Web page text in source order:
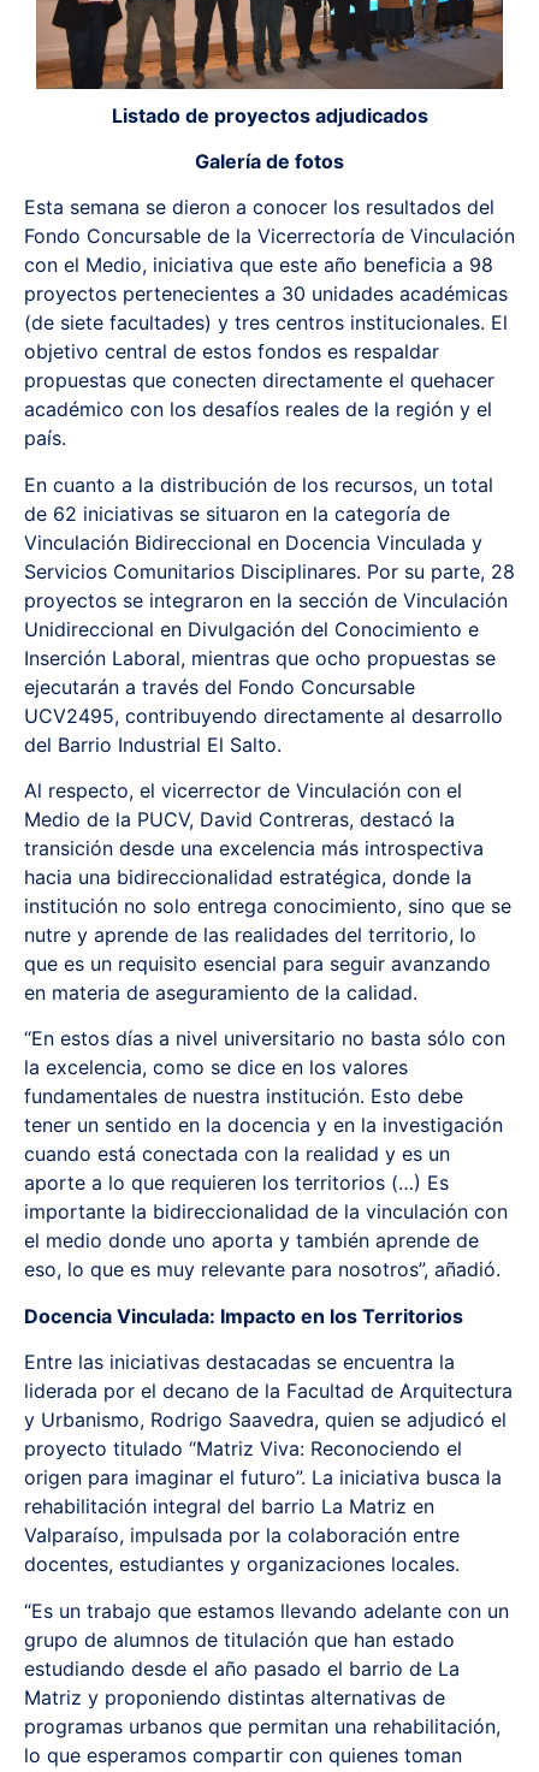
Listado de proyectos adjudicados
Galería de fotos
Esta semana se dieron a conocer los resultados del
Fondo Concursable de la Vicerrectoría de Vinculación
con el Medio, iniciativa que este año beneficia a 98
proyectos pertenecientes a 30 unidades académicas
(de siete facultades) y tres centros institucionales. El
objetivo central de estos fondos es respaldar
propuestas que conecten directamente el quehacer
académico con los desafíos reales de la región y el
país.
En cuanto a la distribución de los recursos, un total
de 62 iniciativas se situaron en la categoría de
Vinculación Bidireccional en Docencia Vinculada y
Servicios Comunitarios Disciplinares. Por su parte, 28
proyectos se integraron en la sección de Vinculación
Unidireccional en Divulgación del Conocimiento e
Inserción Laboral, mientras que ocho propuestas se
ejecutarán a través del Fondo Concursable
UCV2495, contribuyendo directamente al desarrollo
del Barrio Industrial El Salto.
Al respecto, el vicerrector de Vinculación con el
Medio de la PUCV, David Contreras, destacó la
transición desde una excelencia más introspectiva
hacia una bidireccionalidad estratégica, donde la
institución no solo entrega conocimiento, sino que se
nutre y aprende de las realidades del territorio, lo
que es un requisito esencial para seguir avanzando
en materia de aseguramiento de la calidad.
“En estos días a nivel universitario no basta sólo con
la excelencia, como se dice en los valores
fundamentales de nuestra institución. Esto debe
tener un sentido en la docencia y en la investigación
cuando está conectada con la realidad y es un
aporte a lo que requieren los territorios (…) Es
importante la bidireccionalidad de la vinculación con
el medio donde uno aporta y también aprende de
eso, lo que es muy relevante para nosotros”, añadió.
Docencia Vinculada: Impacto en los Territorios
Entre las iniciativas destacadas se encuentra la
liderada por el decano de la Facultad de Arquitectura
y Urbanismo, Rodrigo Saavedra, quien se adjudicó el
proyecto titulado “Matriz Viva: Reconociendo el
origen para imaginar el futuro”. La iniciativa busca la
rehabilitación integral del barrio La Matriz en
Valparaíso, impulsada por la colaboración entre
docentes, estudiantes y organizaciones locales.
“Es un trabajo que estamos llevando adelante con un
grupo de alumnos de titulación que han estado
estudiando desde el año pasado el barrio de La
Matriz y proponiendo distintas alternativas de
programas urbanos que permitan una rehabilitación,
lo que esperamos compartir con quienes toman